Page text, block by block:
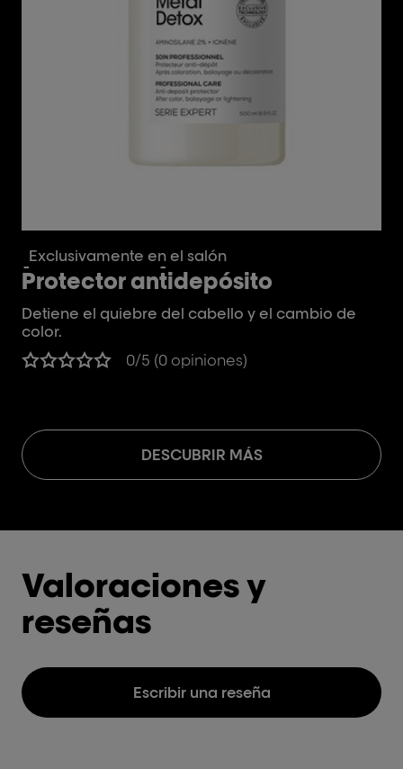
Exclusivamente en el salón
[Metal Detox]
Protector antidepósito
Detiene el quiebre del cabello y el cambio de
color.
0/5 (0 opiniones)
DESCUBRIR MÁS
Valoraciones y
reseñas
Escribir una reseña